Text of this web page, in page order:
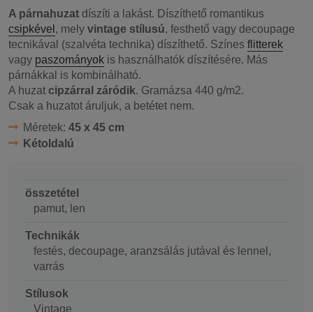
A párnahuzat díszíti a lakást. Díszíthető romantikus
csipkével , mely vintage stílusú, festhető vagy decoupage
tecnikával (szalvéta technika) díszíthető. Színes flitterek
vagy paszományok is használhatók díszítésére. Más
párnákkal is kombinálható.
A huzat cipzárral záródik. Gramázsa 440 g/m2.
Csak a huzatot áruljuk, a betétet nem.
Méretek: 45 x 45 cm
Kétoldalú
összetétel
pamut, len
Technikák
festés, decoupage, aranzsálás jutával és lennel,
varrás
Stílusok
Vintage